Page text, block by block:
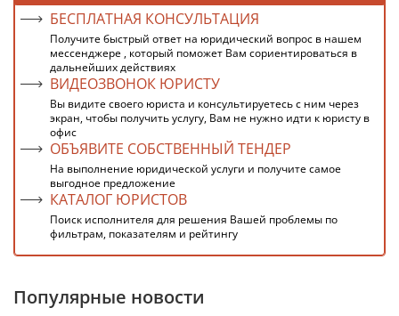
БЕСПЛАТНАЯ КОНСУЛЬТАЦИЯ
Получите быстрый ответ на юридический вопрос в нашем
мессенджере , который поможет Вам сориентироваться в
дальнейших действиях
ВИДЕОЗВОНОК ЮРИСТУ
Вы видите своего юриста и консультируетесь с ним через
экран, чтобы получить услугу, Вам не нужно идти к юристу в
офис
ОБЪЯВИТЕ СОБСТВЕННЫЙ ТЕНДЕР
На выполнение юридической услуги и получите самое
выгодное предложение
КАТАЛОГ ЮРИСТОВ
Поиск исполнителя для решения Вашей проблемы по
фильтрам, показателям и рейтингу
Популярные новости